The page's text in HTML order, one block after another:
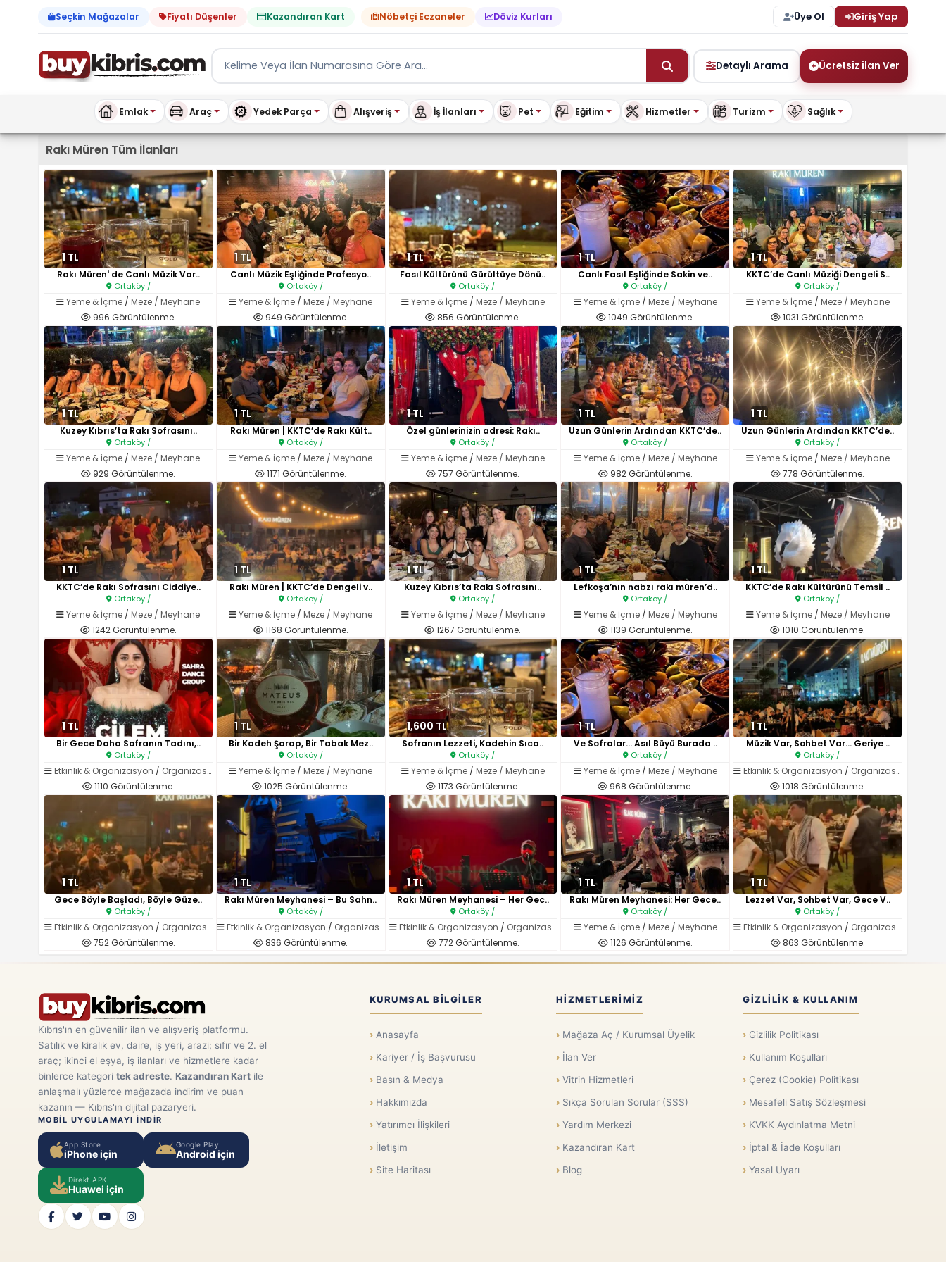
Seçkin Mağazalar Fiyatı Düşenler Kazandıran Kart Nöbetçi Eczaneler Döviz Kurları Üye Ol Giriş Yap
Detaylı Arama Ücretsiz ilan Ver
Emlak Araç Yedek Parça Alışveriş İş İlanları Pet Eğitim Hizmetler Turizm Sağlık
Kıbrıs İlan Platformu | Satılık & Kiralık Ev, Araç, Eşya ve Daha Fazlası –
Rakı Müren Tüm İlanları
1 TL
Rakı Müren' de Canlı Müzik Var..
Ortaköy /
Yeme & İçme /Meze / Meyhane
996 Görüntülenme.
1 TL
Canlı Müzik Eşliğinde Profesyo..
Ortaköy /
Yeme & İçme /Meze / Meyhane
949 Görüntülenme.
1 TL
Fasıl Kültürünü Gürültüye Dönü..
Ortaköy /
Yeme & İçme/ Meze / Meyhane
856 Görüntülenme.
1 TL
Canlı Fasıl Eşliğinde Sakin ve..
Ortaköy /
Yeme & İçme/ Meze / Meyhane
1049 Görüntülenme.
1 TL
KKTC’de Canlı Müziği Dengeli S..
Ortaköy /
Yeme & İçme/ Meze / Meyhane
1031 Görüntülenme.
1 TL
Kuzey Kıbrıs’ta Rakı Sofrasını..
Ortaköy /
Yeme & İçme /Meze / Meyhane
929 Görüntülenme.
1 TL
Rakı Müren | KKTC’de Rakı Kült..
Ortaköy /
Yeme & İçme /Meze / Meyhane
1171 Görüntülenme.
1 TL
Özel günlerinizin adresi: Rakı..
Ortaköy /
Yeme & İçme/ Meze / Meyhane
757 Görüntülenme.
1 TL
Uzun Günlerin Ardından KKTC’de..
Ortaköy /
Yeme & İçme/ Meze / Meyhane
982 Görüntülenme.
1 TL
Uzun Günlerin Ardından KKTC’de..
Ortaköy /
Yeme & İçme/ Meze / Meyhane
778 Görüntülenme.
1 TL
KKTC’de Rakı Sofrasını Ciddiye..
Ortaköy /
Yeme & İçme /Meze / Meyhane
1242 Görüntülenme.
1 TL
Rakı Müren | KKTC’de Dengeli v..
Ortaköy /
Yeme & İçme /Meze / Meyhane
1168 Görüntülenme.
1 TL
Kuzey Kıbrıs’ta Rakı Sofrasını..
Ortaköy /
Yeme & İçme/ Meze / Meyhane
1267 Görüntülenme.
1 TL
Lefkoşa’nın nabzı rakı müren’d..
Ortaköy /
Yeme & İçme/ Meze / Meyhane
1139 Görüntülenme.
1 TL
KKTC’de Rakı Kültürünü Temsil ..
Ortaköy /
Yeme & İçme/ Meze / Meyhane
1010 Görüntülenme.
1 TL
Bir Gece Daha Sofranın Tadını,..
Ortaköy /
Etkinlik & Organizasyon / Organizasyon Hizmetleri (Ses / Işık / Catering)
1110 Görüntülenme.
1 TL
Bir Kadeh Şarap, Bir Tabak Mez..
Ortaköy /
Yeme & İçme /Meze / Meyhane
1025 Görüntülenme.
1,600 TL
Sofranın Lezzeti, Kadehin Sıca..
Ortaköy /
Yeme & İçme/ Meze / Meyhane
1173 Görüntülenme.
1 TL
Ve Sofralar… Asıl Büyü Burada ..
Ortaköy /
Yeme & İçme/ Meze / Meyhane
968 Görüntülenme.
1 TL
Müzik Var, Sohbet Var… Geriye ..
Ortaköy /
Etkinlik & Organizasyon / Organizasyon Hizmetleri (Ses / Işık / Catering)
1018 Görüntülenme.
1 TL
Gece Böyle Başladı, Böyle Güze..
Ortaköy /
Etkinlik & Organizasyon / Organizasyon Hizmetleri (Ses / Işık / Catering)
752 Görüntülenme.
1 TL
Rakı Müren Meyhanesi – Bu Sahn..
Ortaköy /
Etkinlik & Organizasyon / Organizasyon Hizmetleri (Ses / Işık / Catering)
836 Görüntülenme.
1 TL
Rakı Müren Meyhanesi – Her Gec..
Ortaköy /
Etkinlik & Organizasyon / Organizasyon Hizmetleri (Ses / Işık / Catering)
772 Görüntülenme.
1 TL
Rakı Müren Meyhanesi: Her Gece..
Ortaköy /
Yeme & İçme/ Meze / Meyhane
1126 Görüntülenme.
1 TL
Lezzet Var, Sohbet Var, Gece V..
Ortaköy /
Etkinlik & Organizasyon / Organizasyon Hizmetleri (Ses / Işık / Catering)
863 Görüntülenme.
Kıbrıs'ın en güvenilir ilan ve alışveriş platformu.
Satılık ve kiralık ev, daire, iş yeri, arazi; sıfır ve 2. el
araç; ikinci el eşya, iş ilanları ve hizmetlere kadar
binlerce kategori tek adreste. Kazandıran Kartile
anlaşmalı yüzlerce mağazada indirim ve puan
kazanın — Kıbrıs'ın dijital pazaryeri.
MOBIL UYGULAMAYI INDIR
App Store
iPhone için
Google Play
Android için
Direkt APK
Huawei için
KURUMSAL BILGILER
Anasayfa
Kariyer / İş Başvurusu
Basın & Medya
Hakkımızda
Yatırımcı İlişkileri
İletişim
Site Haritası
HIZMETLERIMIZ
Mağaza Aç / Kurumsal Üyelik
İlan Ver
Vitrin Hizmetleri
Sıkça Sorulan Sorular (SSS)
Yardım Merkezi
Kazandıran Kart
Blog
GIZLILIK & KULLANIM
Gizlilik Politikası
Kullanım Koşulları
Çerez (Cookie) Politikası
Mesafeli Satış Sözleşmesi
KVKK Aydınlatma Metni
İptal & İade Koşulları
Yasal Uyarı